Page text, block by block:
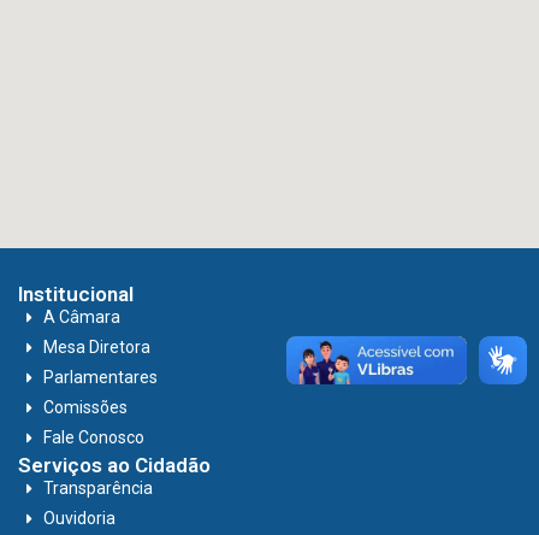
Institucional
A Câmara
Mesa Diretora
Parlamentares
Comissões
Fale Conosco
Serviços ao Cidadão
Transparência
Ouvidoria